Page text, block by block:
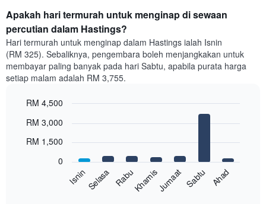
Apakah hari termurah untuk menginap di sewaan
percutian dalam Hastings?
Hari termurah untuk menginap dalam Hastings ialah Isnin
(RM 325). Sebaliknya, pengembara boleh menjangkakan untuk
membayar paling banyak pada hari Sabtu, apabila purata harga
setiap malam adalah RM 3,755.
chart
graphic.
IsninSelasa RabuKhamisJumaatSabtu Ahad
0
RM 1,500
RM 3,000
RM 4,500